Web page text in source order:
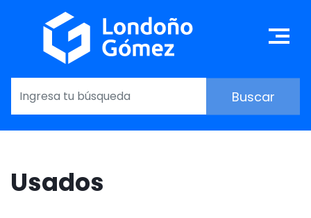
al
contenido
Usados